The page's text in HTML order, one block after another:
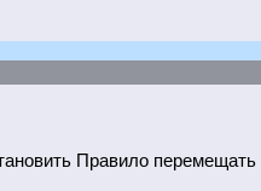
Правило перемещать